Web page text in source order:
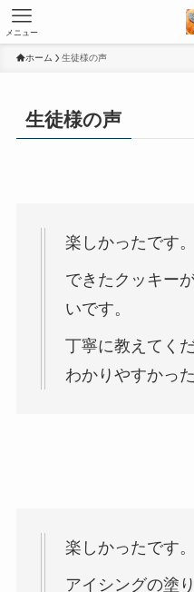
メニュー
ホーム 生徒様の声
生徒様の声
楽しかったです。
できたクッキー
いです。
丁寧に教えてく
わかりやすかった
楽しかったです。
アイシングの塗